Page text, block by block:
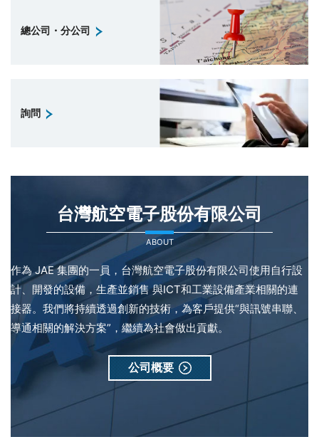
總公司・分公司
詢問
台灣航空電子股份有限公司
ABOUT
作為 JAE 集團的一員，台灣航空電子股份有限公司使用自行設
計、開發的設備，生產並銷售 與ICT和工業設備產業相關的連
接器。我們將持續透過創新的技術，為客戶提供“與訊號串聯、
導通相關的解決方案”，繼續為社會做出貢獻。
公司概要